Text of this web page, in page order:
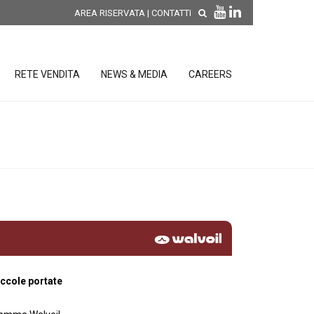
AREA RISERVATA | CONTATTI
RETE VENDITA NEWS & MEDIA CAREERS
portate